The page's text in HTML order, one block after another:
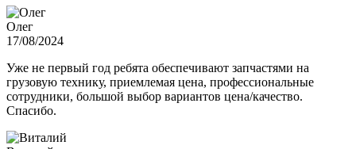
Олег
17/08/2024
Уже не первый год ребята обеспечивают запчастями на
грузовую технику, приемлемая цена, профессиональные
сотрудники, большой выбор вариантов цена/качество.
Спасибо.